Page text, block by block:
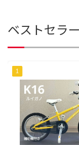
ベストセラ